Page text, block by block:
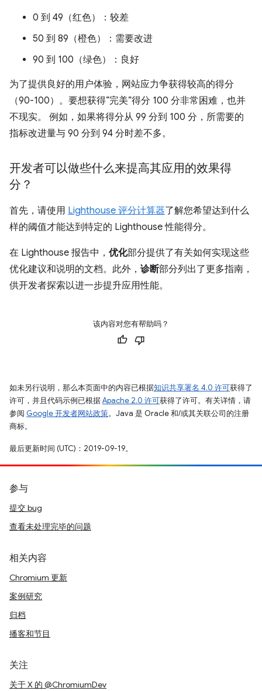
0 到 49（红色）：较差
50 到 89（橙色）：需要改进
90 到 100（绿色）：良好
为了提供良好的用户体验，网站应力争获得较高的得分
（90-100）。要想获得“完美”得分 100 分非常困难，也并
不现实。 例如，如果将得分从 99 分到 100 分，所需要的
指标改进量与 90 分到 94 分时差不多。
开发者可以做些什么来提高其应用的效果得
分？
首先，请使用 Lighthouse 评分计算器了解您希望达到什么
样的阈值才能达到特定的 Lighthouse 性能得分。
在 Lighthouse 报告中， 优化部分提供了有关如何实现这些
优化建议和说明的文档。此外， 诊断部分列出了更多指南，
供开发者探索以进一步提升应用性能。
该内容对您有帮助吗？
如未另行说明，那么本页面中的内容已根据知识共享署名 4.0 许可获得了
许可，并且代码示例已根据Apache 2.0 许可获得了许可。有关详情，请
参阅 Google 开发者网站政策。Java 是 Oracle 和/或其关联公司的注册
商标。
最后更新时间 (UTC)：2019-09-19。
参与
提交 bug
查看未处理完毕的问题
相关内容
Chromium 更新
案例研究
归档
播客和节目
关注
关于 X 的 @ChromiumDev